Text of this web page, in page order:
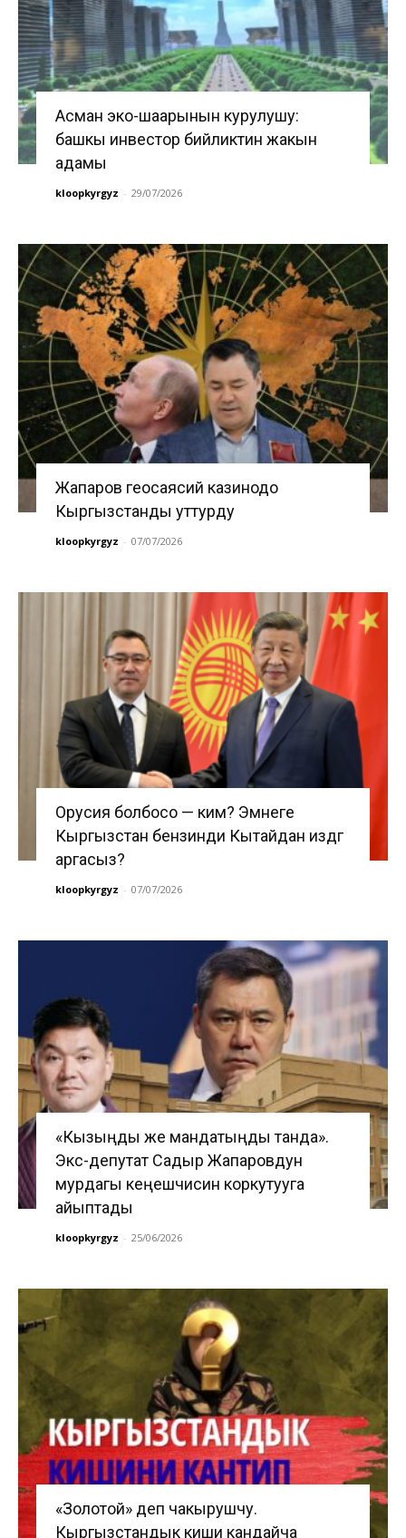
Асман эко-шаарынын курулушу:
башкы инвестор бийликтин жакын
адамы
kloopkyrgyz - 29/07/2026
Жапаров геосаясий казинодо
Кыргызстанды уттурду
kloopkyrgyz - 07/07/2026
Орусия болбосо — ким? Эмнеге
Кыргызстан бензинди Кытайдан издөөгө
аргасыз?
kloopkyrgyz - 07/07/2026
«Кызыңды же мандатыңды танда».
Экс-депутат Садыр Жапаровдун
мурдагы кеңешчисин коркутууга
айыптады
kloopkyrgyz - 25/06/2026
«Золотой» деп чакырушчу.
Кыргызстандык киши кандайча